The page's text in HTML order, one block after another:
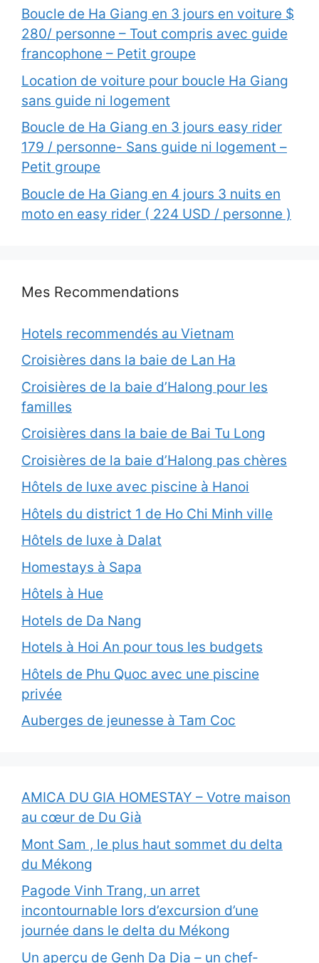
Boucle de Ha Giang en 3 jours en voiture $
280/ personne – Tout compris avec guide
francophone – Petit groupe
Location de voiture pour boucle Ha Giang
sans guide ni logement
Boucle de Ha Giang en 3 jours easy rider
179 / personne- Sans guide ni logement –
Petit groupe
Boucle de Ha Giang en 4 jours 3 nuits en
moto en easy rider ( 224 USD / personne )
Mes Recommendations
Hotels recommendés au Vietnam
Croisières dans la baie de Lan Ha
Croisières de la baie d’Halong pour les
familles
Croisières dans la baie de Bai Tu Long
Croisières de la baie d’Halong pas chères
Hôtels de luxe avec piscine à Hanoi
Hôtels du district 1 de Ho Chi Minh ville
Hôtels de luxe à Dalat
Homestays à Sapa
Hôtels à Hue
Hotels de Da Nang
Hotels à Hoi An pour tous les budgets
Hôtels de Phu Quoc avec une piscine
privée
Auberges de jeunesse à Tam Coc
AMICA DU GIA HOMESTAY – Votre maison
au cœur de Du Già
Mont Sam , le plus haut sommet du delta
du Mékong
Pagode Vinh Trang, un arret
incontournable lors d’excursion d’une
journée dans le delta du Mékong
Un aperçu de Genh Da Dia – un chef-